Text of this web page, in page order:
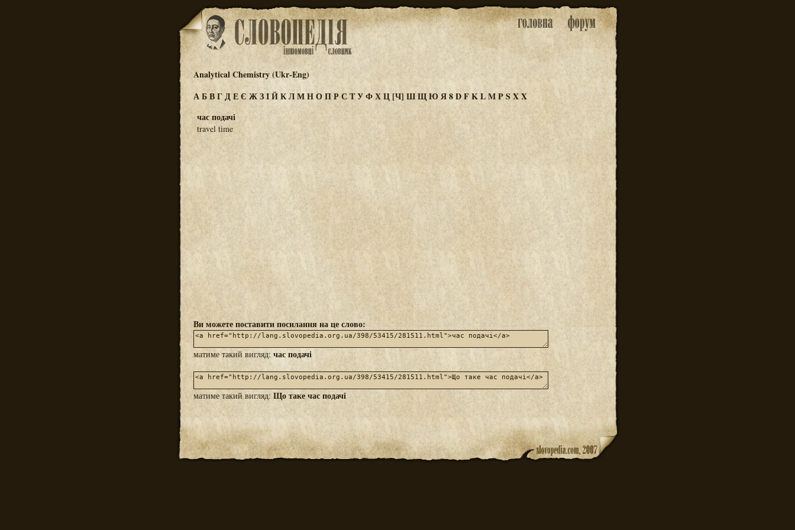
Analytical Chemistry (Ukr-Eng)
АБВГДЕЄЖЗІЙКЛМНОПРС ТУФХЦ [Ч] ШЩЮЯ8DFKLMPS XΧ
час подачі
travel time
Ви можете поставити посилання на це слово:
матиме такий вигляд: час подачі
матиме такий вигляд:Що таке час подачі